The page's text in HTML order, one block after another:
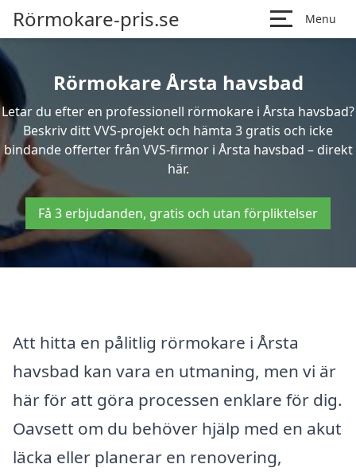
Rörmokare-pris.se Menu
Rörmokare Årsta havsbad
Letar du efter en professionell rörmokare i Årsta havsbad?
Beskriv ditt VVS-projekt och hämta 3 gratis och icke
bindande offerter från VVS-firmor i Årsta havsbad – direkt
här.
Få 3 erbjudanden, gratis och utan förpliktelser
Att hitta en pålitlig rörmokare i Årsta
havsbad kan vara en utmaning, men vi är
här för att göra processen enklare för dig.
Oavsett om du behöver hjälp med en akut
läcka eller planerar en renovering,